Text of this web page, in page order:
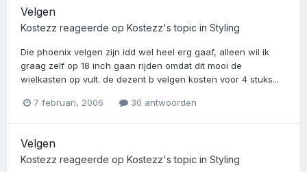
Velgen
Kostezz reageerde op Kostezz's topic in Styling
Die phoenix velgen zijn idd wel heel erg gaaf, alleen wil ik
graag zelf op 18 inch gaan rijden omdat dit mooi de
wielkasten op vult. de dezent b velgen kosten voor 4 stuks...
7 februari, 2006 30 antwoorden
Velgen
Kostezz reageerde op Kostezz's topic in Styling